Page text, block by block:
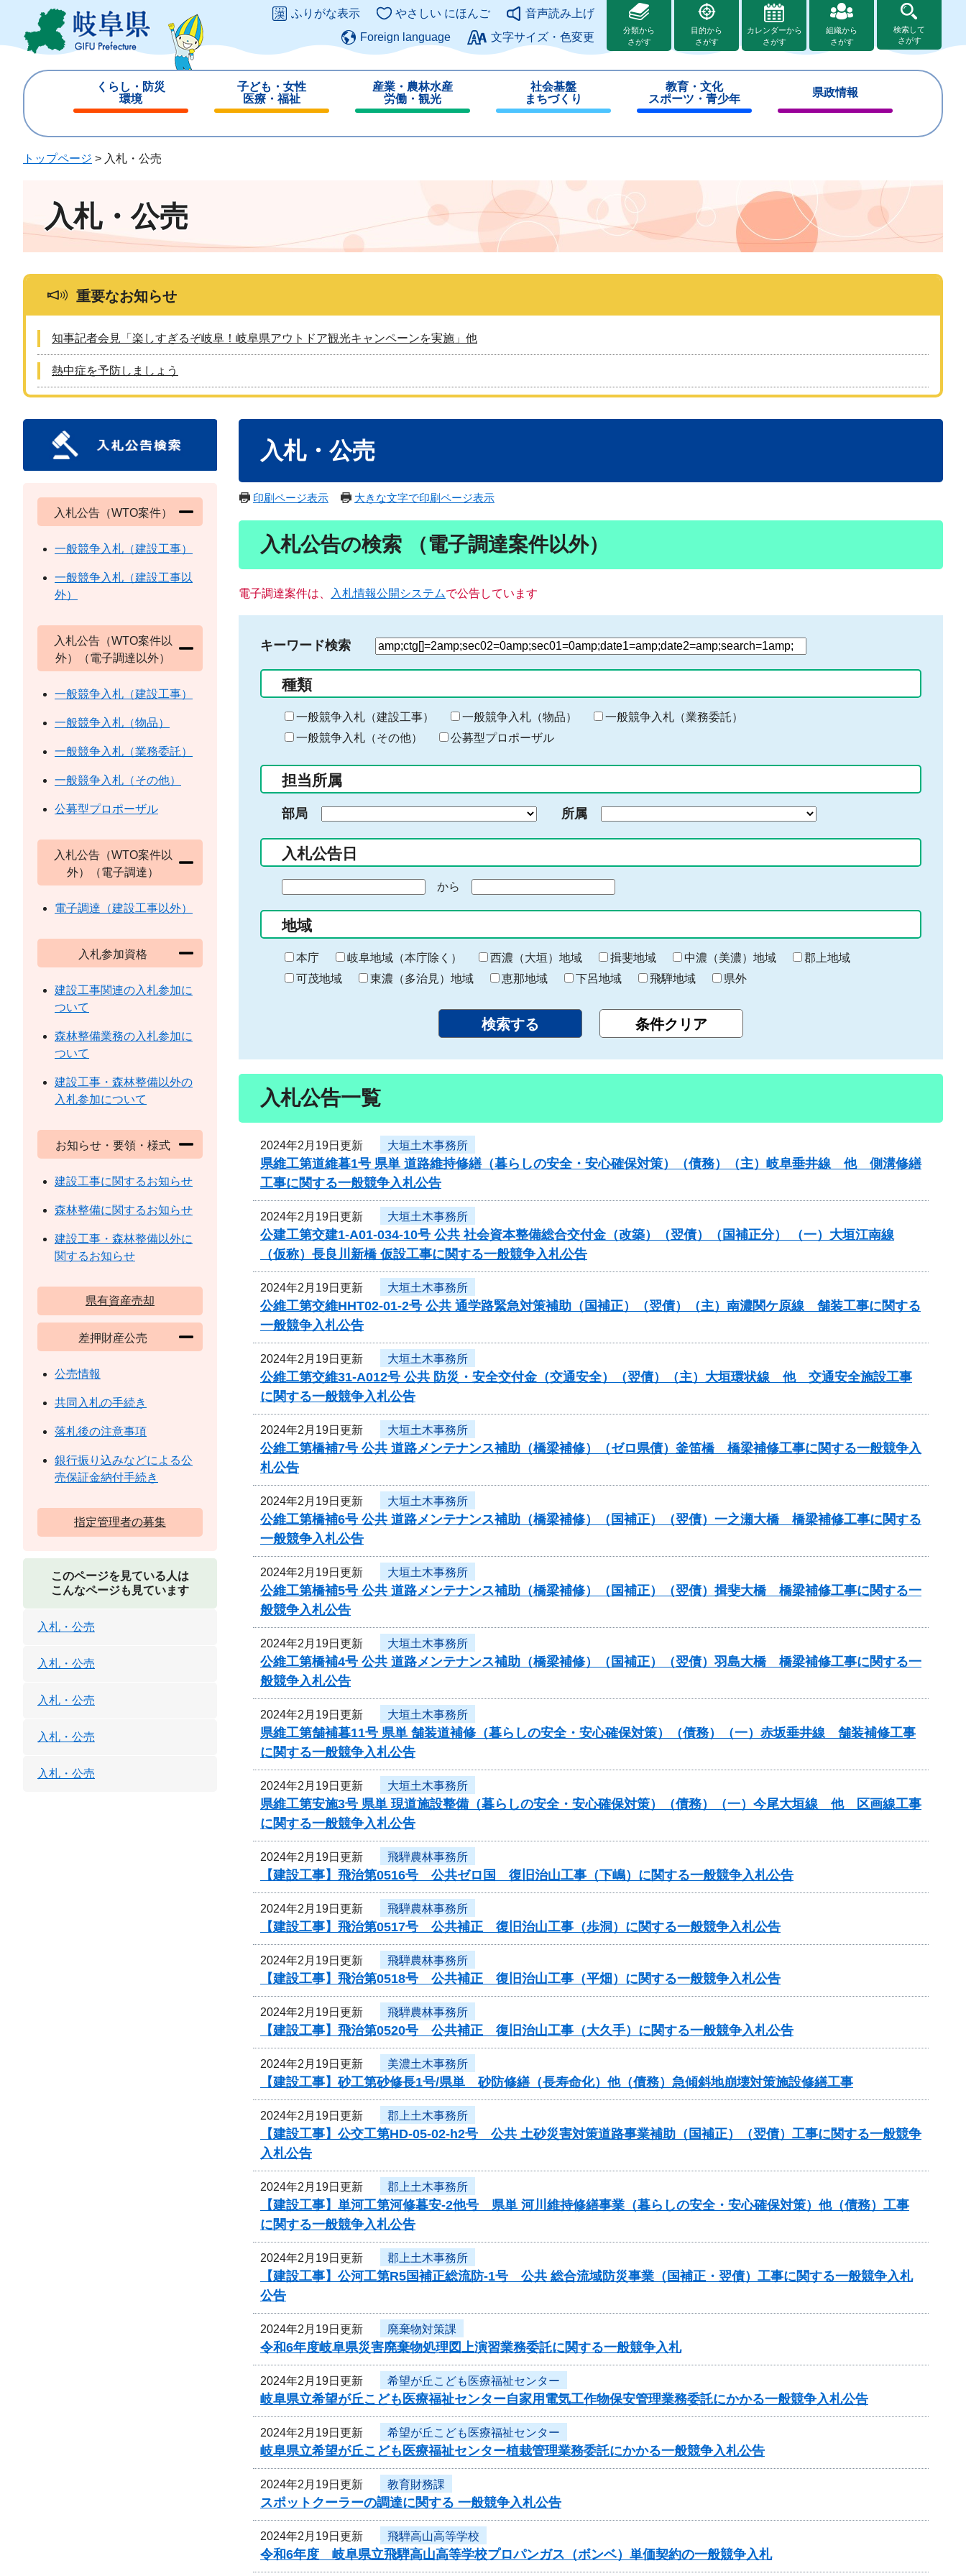
ジ
ュ
このページの本文へ
ふりがな表示 やさしい にほんご
音声読み上げ
Foreign language
文字サイズ・色変更
分類から
さがす
目的から
さがす
カレンダーから
さがす
組織から
さがす
検索して
さがす
くらし・防災
環境
じ
子ども・女性
医療・福祉
じ
産業・農林水産
労働・観光
じ
社会基盤
まちづくり
じ
教育・文化
スポーツ・青少年
じ
県政情報
じ
トップページ > 入札・公売
入札・公売
重要なお知らせ
知事記者会見「楽しすぎるぞ岐阜！岐阜県アウトドア観光キャンペーンを実施」他
熱中症を予防しましょう
入札・公売
印刷ページ表示 大きな文字で印刷ページ表示
入札公告の検索 （電子調達案件以外）
電子調達案件は、 入札情報公開システムで公告しています
キーワード検索
検
る
キ
ー
ー
入
力
種類
一般競争入札（建設工事） 一般競争入札（物品）
一般競争入札（業務委託）
一般競争入札（その他）
公募型プロポーザル
担当所属
部局 所属
入札公告日
の
始
ま
り
から
終
わ
り
地域
本庁 岐阜地域（本庁除く） 西濃（大垣）地域 揖斐地域 中濃（美濃）地域
郡上地域
可茂地域
東濃（多治見）地域 恵那地域 下呂地域 飛騨地域 県外
入札公告一覧
2024年2月19日更新 大垣土木事務所
県維工第道維暮1号 県単 道路維持修繕（暮らしの安全・安心確保対策）（債務）（主）岐阜垂井線 他 側溝修繕
工事に関する一般競争入札公告
2024年2月19日更新 大垣土木事務所
公建工第交建1-A01-034-10号 公共 社会資本整備総合交付金（改築）（翌債）（国補正分） （一）大垣江南線
（仮称）長良川新橋 仮設工事に関する一般競争入札公告
2024年2月19日更新 大垣土木事務所
公維工第交維HHT02-01-2号 公共 通学路緊急対策補助（国補正）（翌債）（主）南濃関ケ原線 舗装工事に関する
一般競争入札公告
2024年2月19日更新 大垣土木事務所
公維工第交維31-A012号 公共 防災・安全交付金（交通安全）（翌債）（主）大垣環状線 他 交通安全施設工事
に関する一般競争入札公告
2024年2月19日更新 大垣土木事務所
公維工第橋補7号 公共 道路メンテナンス補助（橋梁補修）（ゼロ県債）釜笛橋 橋梁補修工事に関する一般競争入
札公告
2024年2月19日更新 大垣土木事務所
公維工第橋補6号 公共 道路メンテナンス補助（橋梁補修）（国補正）（翌債）一之瀬大橋 橋梁補修工事に関する
一般競争入札公告
2024年2月19日更新 大垣土木事務所
公維工第橋補5号 公共 道路メンテナンス補助（橋梁補修）（国補正）（翌債）揖斐大橋 橋梁補修工事に関する一
般競争入札公告
2024年2月19日更新 大垣土木事務所
公維工第橋補4号 公共 道路メンテナンス補助（橋梁補修）（国補正）（翌債）羽島大橋 橋梁補修工事に関する一
般競争入札公告
2024年2月19日更新 大垣土木事務所
県維工第舗補暮11号 県単 舗装道補修（暮らしの安全・安心確保対策）（債務）（一）赤坂垂井線 舗装補修工事
に関する一般競争入札公告
2024年2月19日更新 大垣土木事務所
県維工第安施3号 県単 現道施設整備（暮らしの安全・安心確保対策）（債務）（一）今尾大垣線 他 区画線工事
に関する一般競争入札公告
2024年2月19日更新 飛騨農林事務所
【建設工事】飛治第0516号 公共ゼロ国 復旧治山工事（下嶋）に関する一般競争入札公告
2024年2月19日更新 飛騨農林事務所
【建設工事】飛治第0517号 公共補正 復旧治山工事（歩洞）に関する一般競争入札公告
2024年2月19日更新 飛騨農林事務所
【建設工事】飛治第0518号 公共補正 復旧治山工事（平畑）に関する一般競争入札公告
2024年2月19日更新 飛騨農林事務所
【建設工事】飛治第0520号 公共補正 復旧治山工事（大久手）に関する一般競争入札公告
2024年2月19日更新 美濃土木事務所
【建設工事】砂工第砂修長1号/県単 砂防修繕（長寿命化）他（債務）急傾斜地崩壊対策施設修繕工事
2024年2月19日更新 郡上土木事務所
【建設工事】公交工第HD-05-02-h2号 公共 土砂災害対策道路事業補助（国補正）（翌債）工事に関する一般競争
入札公告
2024年2月19日更新 郡上土木事務所
【建設工事】単河工第河修暮安-2他号 県単 河川維持修繕事業（暮らしの安全・安心確保対策）他（債務）工事
に関する一般競争入札公告
2024年2月19日更新 郡上土木事務所
【建設工事】公河工第R5国補正総流防-1号 公共 総合流域防災事業（国補正・翌債）工事に関する一般競争入札
公告
2024年2月19日更新 廃棄物対策課
令和6年度岐阜県災害廃棄物処理図上演習業務委託に関する一般競争入札
2024年2月19日更新 希望が丘こども医療福祉センター
岐阜県立希望が丘こども医療福祉センター自家用電気工作物保安管理業務委託にかかる一般競争入札公告
2024年2月19日更新 希望が丘こども医療福祉センター
岐阜県立希望が丘こども医療福祉センター植栽管理業務委託にかかる一般競争入札公告
2024年2月19日更新 教育財務課
スポットクーラーの調達に関する 一般競争入札公告
2024年2月19日更新 飛騨高山高等学校
令和6年度 岐阜県立飛騨高山高等学校プロパンガス（ボンベ）単価契約の一般競争入札
入札公告（WTO案件）
一般競争入札（建設工事）
一般競争入札（建設工事以
外）
入札公告（WTO案件以
外）（電子調達以外）
一般競争入札（建設工事）
一般競争入札（物品）
一般競争入札（業務委託）
一般競争入札（その他）
公募型プロポーザル
入札公告（WTO案件以
外）（電子調達）
電子調達（建設工事以外）
入札参加資格
建設工事関連の入札参加に
ついて
森林整備業務の入札参加に
ついて
建設工事・森林整備以外の
入札参加について
お知らせ・要領・様式
建設工事に関するお知らせ
森林整備に関するお知らせ
建設工事・森林整備以外に
関するお知らせ
県有資産売却
差押財産公売
公売情報
共同入札の手続き
落札後の注意事項
銀行振り込みなどによる公
売保証金納付手続き
指定管理者の募集
このページを見ている人は
こんなページも見ています
入札・公売
入札・公売
入札・公売
入札・公売
入札・公売